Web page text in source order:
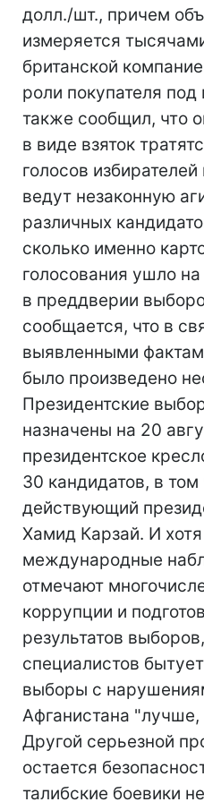
долл./шт., причем
измеряется
британской
роли покупателя
также сообщил, что
в виде взяток
голосов
ведут незаконную
различных
сколько именно
голосования ушло
в преддверии
сообщается, что в
выявленными
было произведено
Президентские
назначены на 20
президентское
30 кандидатов, в том
действующий
Хамид Карзай. И хотя
международные
отмечают
коррупции и
результатов
специалистов
выборы с
Афганистана "лучше,
Другой серьезной
остается
талибские боевики